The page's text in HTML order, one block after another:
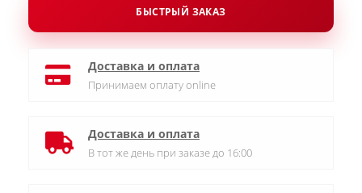
БЫСТРЫЙ ЗАКАЗ
Доставка и оплата
Принимаем оплату online
Доставка и оплата
В тот же день при заказе до 16:00